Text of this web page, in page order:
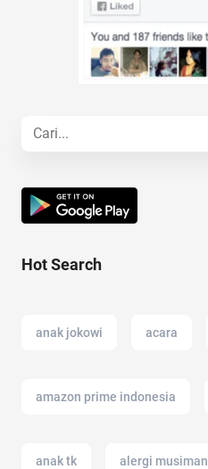
Hot Search
anak jokowi acara
amazon prime indonesia
anak tk alergi musiman